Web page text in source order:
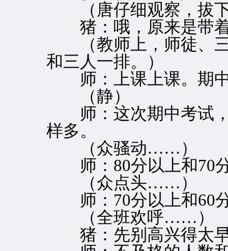
（唐仔细观察，拔
猪：哦，原来是带
（教师上，师徒、三
和三人一排。）
师：上课上课。期中
（静）
师：这次期中考试，
样多。
（众骚动……）
师：80分以上和70
（众点头……）
师：70分以上和60
（全班欢呼……）
猪：先别高兴得太早